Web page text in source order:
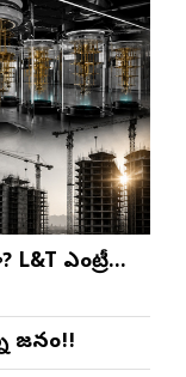
ఎంట్రీ…
జనం!!